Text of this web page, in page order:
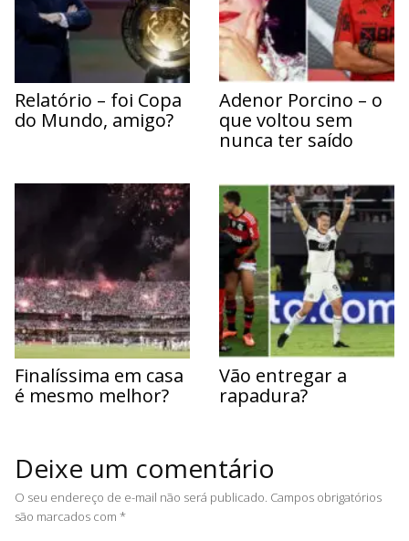
Relatório – foi Copa
do Mundo, amigo?
Adenor Porcino – o
que voltou sem
nunca ter saído
Finalíssima em casa
é mesmo melhor?
Vão entregar a
rapadura?
Deixe um comentário
O seu endereço de e-mail não será publicado. Campos obrigatórios
são marcados com *